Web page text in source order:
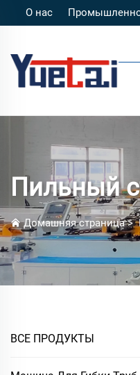
О нас
Пильный
Домашняя страница>
ВСЕ ПРОДУКТЫ